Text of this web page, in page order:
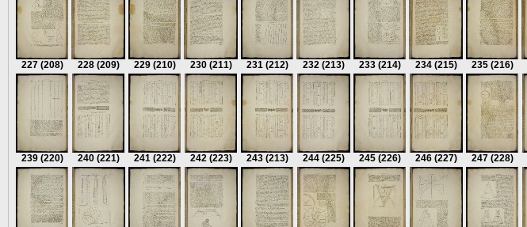
227 (208) 228 (209) 229 (210) 230 (211) 231 (212) 232 (213) 233 (214) 234 (215) 235 (216)
239 (220) 240 (221) 241 (222) 242 (223) 243 (213) 244 (225) 245 (226) 246 (227) 247 (228)